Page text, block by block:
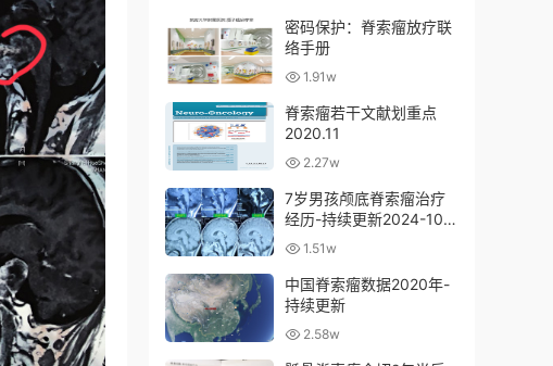
密码保护：脊索瘤放疗联
络手册
1.91w
脊索瘤若干文献划重点
2020.11
2.27w
7岁男孩颅底脊索瘤治疗
经历-持续更新2024-10-
29 1.51w
中国脊索瘤数据2020年-
持续更新
2.58w